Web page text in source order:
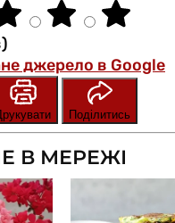
Поділитись